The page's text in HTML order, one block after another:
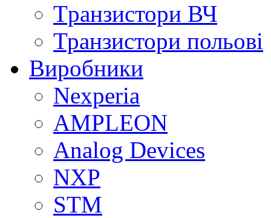
Tранзистори ВЧ
Транзистори польові
Виробники
Nexperia
АMPLEON
Analog Devices
NXP
STM